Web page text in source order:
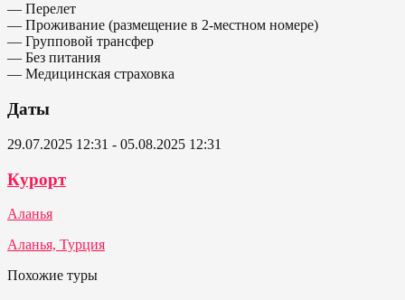
— Перелет
— Проживание (размещение в 2-местном номере)
— Групповой трансфер
— Без питания
— Медицинская страховка
Даты
29.07.2025 12:31 - 05.08.2025 12:31
Курорт
Аланья
Аланья, Турция
Похожие туры